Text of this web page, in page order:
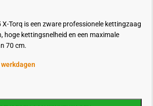
X-Torq is een zware professionele kettingzaag
hoge kettingsnelheid en een maximale
70 cm.